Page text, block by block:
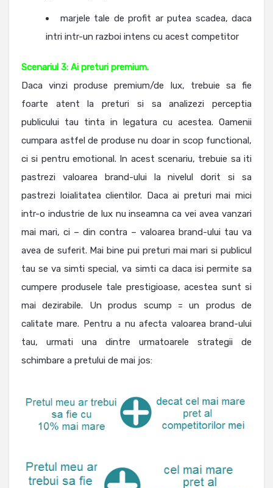
marjele tale de profit ar putea scadea, daca
intri intr-un razboi intens cu acest competitor
Scenariul 3: Ai preturi premium.
Daca vinzi produse premium/de lux, trebuie sa fie
foarte atent la preturi si sa analizezi perceptia
publicului tau tinta in legatura cu acestea. Oamenii
cumpara astfel de produse nu doar in scop functional,
ci si pentru emotional. In acest scenariu, trebuie sa iti
pastrezi valoarea brand-ului la nivelul dorit si sa
pastrezi loialitatea clientilor. Daca ai preturi mai mici
intr-o industrie de lux nu inseamna ca vei avea vanzari
mai mari, ci – din contra – valoarea brand-ului tau va
avea de suferit. Mai bine pui preturi mai mari si publicul
tau se va simti special, va simti ca daca isi permite sa
cumpere produsele tale prestigioase, acestea sunt si
mai dezirabile. Un produs scump = un produs de
calitate mare. Pentru a nu afecta valoarea brand-ului
tau, urmati una dintre urmatoarele strategii de
schimbare a pretului de mai jos: